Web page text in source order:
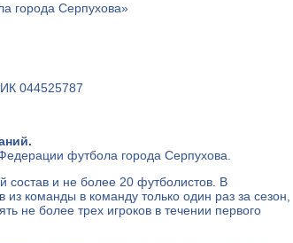
города Серпухова»
044525787
футбола города Серпухова.
состав и не более 20 футболистов. В
команды в команду только один раз за сезон,
не более трех игроков в течении первого